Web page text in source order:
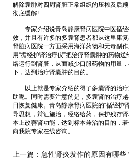
解除囊肿对四周肾脏正常组织的压榨及后
彻底缓解!
专家介绍说青岛静康肾病医院中医循经
效，并且有许多的多囊肾患者都从这里康
肾脏病医院一方面采用海洋药物和无毒副
用“循经护肾治疗仪”把治疗肾囊肿的药物
络运行到肾脏，从而减少口服药物的用量
下，达到治疗肾囊肿的目的。
以上就是专家介绍的得了多囊肾的治疗
助呢。同时需要注意的是，多囊肾的治疗
日恢复健康。青岛静康肾病医院的“循经护
导思想，辩证施治，经络给药，保护残存
本上改善肾功能，达到标本兼治的目的，
向我院专家在线咨询。
上一篇： 急性肾炎发作的原因有哪些